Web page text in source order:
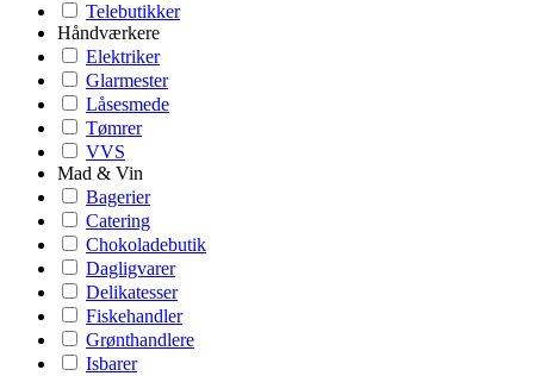
Telebutikker
Håndværkere
Elektriker
Glarmester
Låsesmede
Tømrer
VVS
Mad & Vin
Bagerier
Catering
Chokoladebutik
Dagligvarer
Delikatesser
Fiskehandler
Grønthandlere
Isbarer